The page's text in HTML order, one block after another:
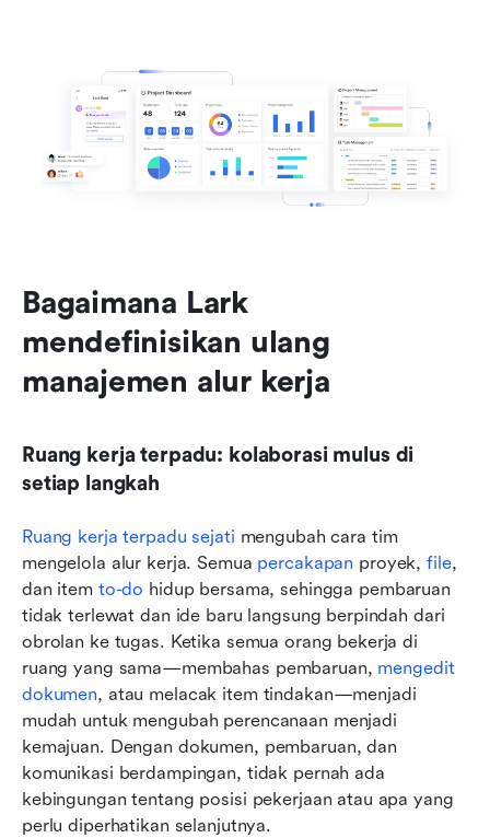
Bagaimana Lark
mendefinisikan ulang
manajemen alur kerja
Ruang kerja terpadu: kolaborasi mulus di
setiap langkah
Ruang kerja terpadu sejati mengubah cara tim
mengelola alur kerja. Semua percakapan proyek, file,
dan item to-do hidup bersama, sehingga pembaruan
tidak terlewat dan ide baru langsung berpindah dari
obrolan ke tugas. Ketika semua orang bekerja di
ruang yang sama—membahas pembaruan, mengedit
dokumen, atau melacak item tindakan—menjadi
mudah untuk mengubah perencanaan menjadi
kemajuan. Dengan dokumen, pembaruan, dan
komunikasi berdampingan, tidak pernah ada
kebingungan tentang posisi pekerjaan atau apa yang
perlu diperhatikan selanjutnya.